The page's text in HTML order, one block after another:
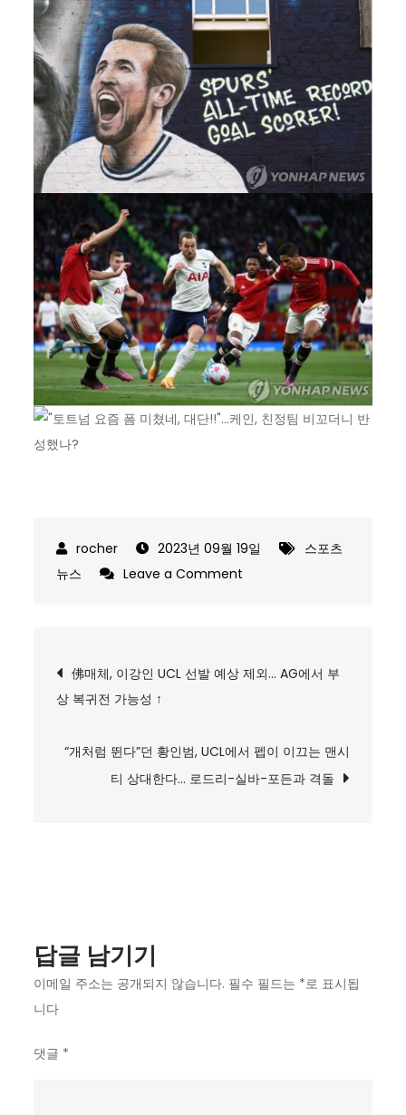
2023년 09월 19일
스포츠
뉴스
Leave a Comment
요
미
쳤
팀
글
탐
색
佛매체, 이강인 UCL 선발 예상 제외… AG에서 부
상 복귀전 가능성 ↑
“개처럼 뛴다”던 황인범, UCL에서 펩이 이끄는 맨시
티 상대한다… 로드리-실바-포든과 격돌
답글 남기기
이메일 주소는 공개되지 않습니다. 필수 필드는 *로 표시됩
니다
댓글 *